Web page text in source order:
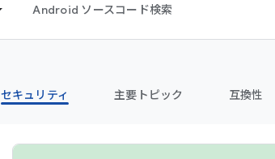
Android ソースコード検索
セキュリティ 主要トピック 互換性